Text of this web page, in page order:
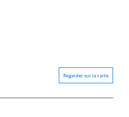
Regarder sur la carte